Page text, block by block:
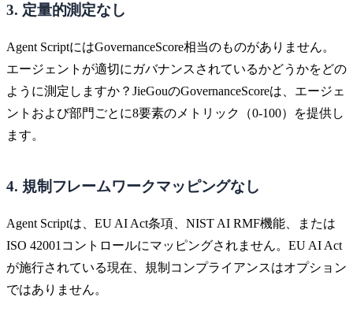
3. 定量的測定なし
Agent ScriptにはGovernanceScore相当のものがありません。
エージェントが適切にガバナンスされているかどうかをどの
ように測定しますか？JieGouのGovernanceScoreは、エージェ
ントおよび部門ごとに8要素のメトリック（0-100）を提供し
ます。
4. 規制フレームワークマッピングなし
Agent Scriptは、EU AI Act条項、NIST AI RMF機能、または
ISO 42001コントロールにマッピングされません。EU AI Act
が施行されている現在、規制コンプライアンスはオプション
ではありません。